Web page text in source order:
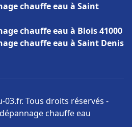
chauffe eau à Saint
chauffe eau à Blois 41000
chauffe eau à Saint Denis
03.fr. Tous droits réservés -
chauffe eau